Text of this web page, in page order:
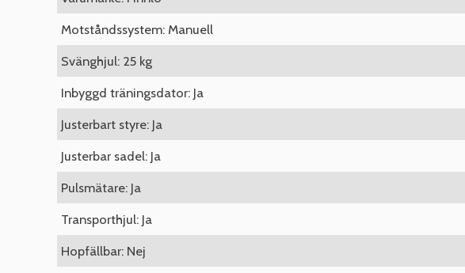
Motståndssystem: Manuell
Svänghjul: 25 kg
Inbyggd träningsdator: Ja
Justerbart styre: Ja
Justerbar sadel: Ja
Pulsmätare: Ja
Transporthjul: Ja
Hopfällbar: Nej